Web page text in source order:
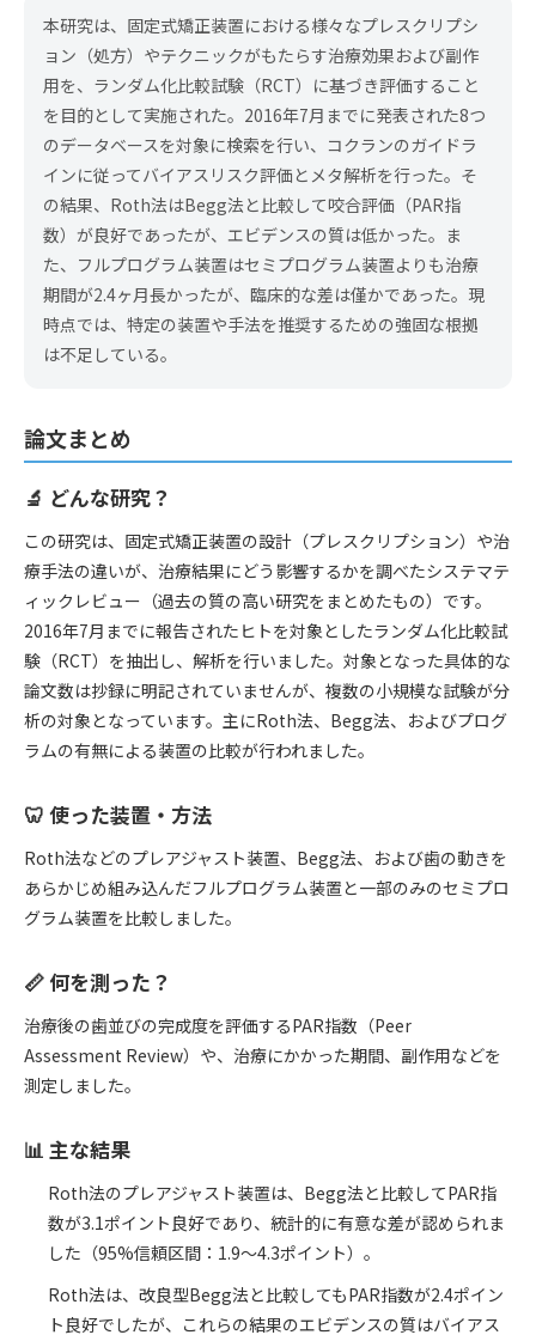
本研究は、固定式矯正装置における様々なプレスクリプシ
ョン（処方）やテクニックがもたらす治療効果および副作
用を、ランダム化比較試験（RCT）に基づき評価すること
を目的として実施された。2016年7月までに発表された8つ
のデータベースを対象に検索を行い、コクランのガイドラ
インに従ってバイアスリスク評価とメタ解析を行った。そ
の結果、Roth法はBegg法と比較して咬合評価（PAR指
数）が良好であったが、エビデンスの質は低かった。ま
た、フルプログラム装置はセミプログラム装置よりも治療
期間が2.4ヶ月長かったが、臨床的な差は僅かであった。現
時点では、特定の装置や手法を推奨するための強固な根拠
は不足している。
論文まとめ
🔬 どんな研究？
この研究は、固定式矯正装置の設計（プレスクリプション）や治
療手法の違いが、治療結果にどう影響するかを調べたシステマテ
ィックレビュー（過去の質の高い研究をまとめたもの）です。
2016年7月までに報告されたヒトを対象としたランダム化比較試
験（RCT）を抽出し、解析を行いました。対象となった具体的な
論文数は抄録に明記されていませんが、複数の小規模な試験が分
析の対象となっています。主にRoth法、Begg法、およびプログ
ラムの有無による装置の比較が行われました。
🦷 使った装置・方法
Roth法などのプレアジャスト装置、Begg法、および歯の動きを
あらかじめ組み込んだフルプログラム装置と一部のみのセミプロ
グラム装置を比較しました。
📏 何を測った？
治療後の歯並びの完成度を評価するPAR指数（Peer
Assessment Review）や、治療にかかった期間、副作用などを
測定しました。
📊 主な結果
Roth法のプレアジャスト装置は、Begg法と比較してPAR指
数が3.1ポイント良好であり、統計的に有意な差が認められま
した（95%信頼区間：1.9〜4.3ポイント）。
Roth法は、改良型Begg法と比較してもPAR指数が2.4ポイン
ト良好でしたが、これらの結果のエビデンスの質はバイアス